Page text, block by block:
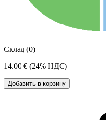
Склад (0)
14.00 € (24% НДС)
Добавить в корзину